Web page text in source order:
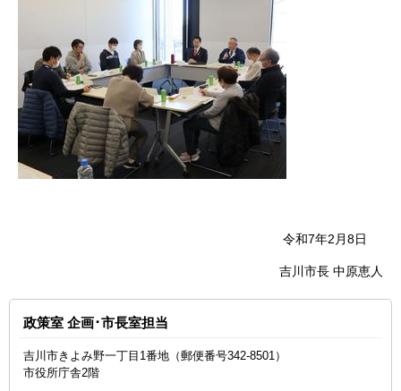
令和7年2月8日
吉川市長 中原恵人
政策室 企画･市長室担当
吉川市きよみ野一丁目1番地（郵便番号342-8501）
市役所庁舎2階